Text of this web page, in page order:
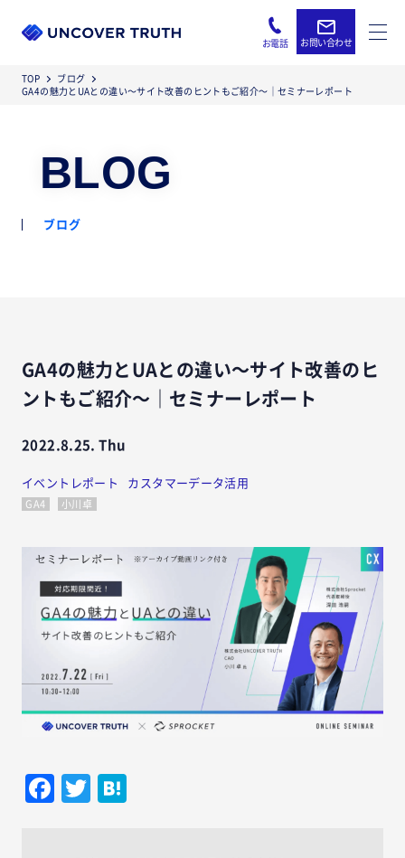
お問い合わせ
お電話
TOP
ブログ
GA4の魅力とUAとの違い〜サイト改善のヒントもご紹介〜｜セミナーレポート
BLOG
ブログ
GA4の魅力とUAとの違い〜サイト改善のヒ
ントもご紹介〜｜セミナーレポート
2022.8.25. Thu
イベントレポート カスタマーデータ活用
GA4 小川卓
Facebook
Twitter